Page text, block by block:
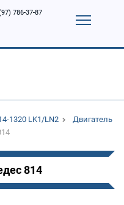
0)
Услуги
786-37-87
1320 LK1/LN2
Двигатель
814